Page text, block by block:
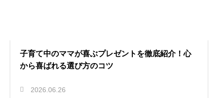
子育て中のママが喜ぶプレゼントを徹底紹介！心
から喜ばれる選び方のコツ
2026.06.26